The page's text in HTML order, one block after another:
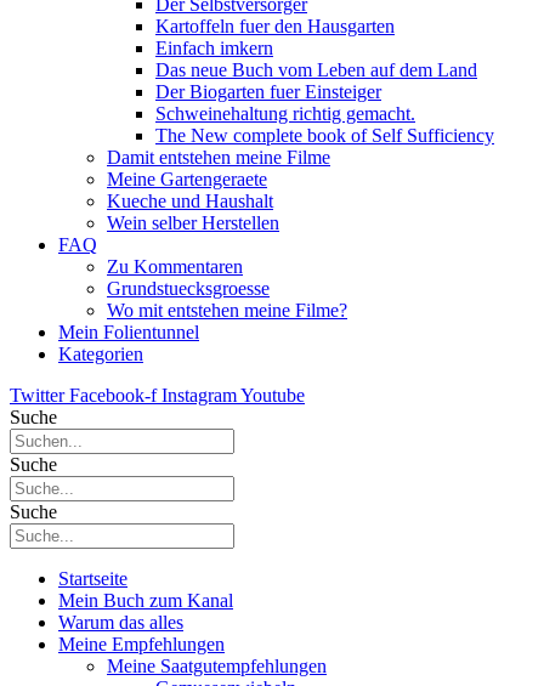
Der Selbstversorger
Kartoffeln fuer den Hausgarten
Einfach imkern
Das neue Buch vom Leben auf dem Land
Der Biogarten fuer Einsteiger
Schweinehaltung richtig gemacht.
The New complete book of Self Sufficiency
Damit entstehen meine Filme
Meine Gartengeraete
Kueche und Haushalt
Wein selber Herstellen
FAQ
Zu Kommentaren
Grundstuecksgroesse
Wo mit entstehen meine Filme?
Mein Folientunnel
Kategorien
Twitter Facebook-f InstagramYoutube
Suche
Suche
Suche
Startseite
Mein Buch zum Kanal
Warum das alles
Meine Empfehlungen
Meine Saatgutempfehlungen